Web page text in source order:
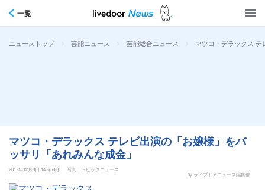
一覧
ニューストップ > 芸能ニュース > 芸能総合ニュース > マツコ・デラックス
マツコ・デラックス テレビ出演の「お嬢様」をバ
ッサリ「あれみんな成金」
2017年12月8日 14時58分
写真：トピックニュース
by ライブドアニュース編集部